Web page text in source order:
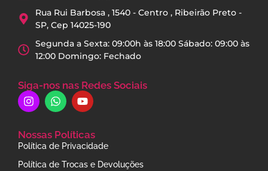
Rua Rui Barbosa , 1540 - Centro , Ribeirão Preto -
SP, Cep 14025-190
Segunda a Sexta: 09:00h às 18:00 Sábado: 09:00 às
12:00 Domingo: Fechado
Siga-nos nas Redes Sociais
Nossas Políticas
Política de Privacidade
Política de Trocas e Devoluções